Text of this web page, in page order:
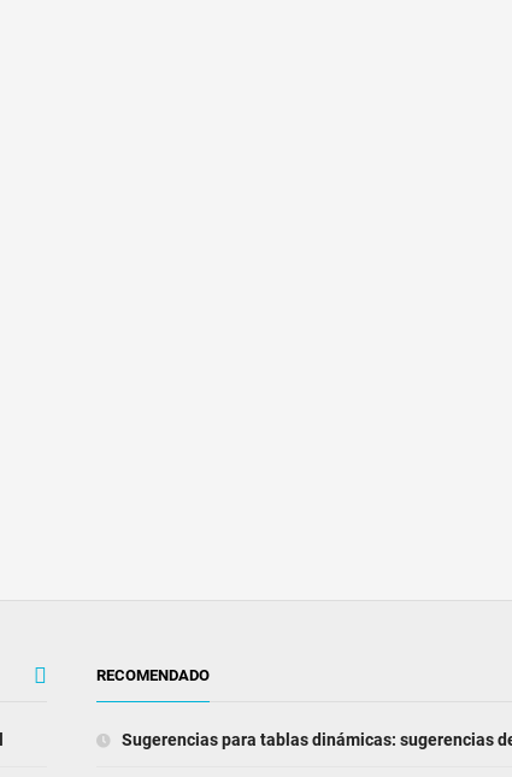
RECOMENDADO
Sugerencias para tablas dinámicas: sugerencias